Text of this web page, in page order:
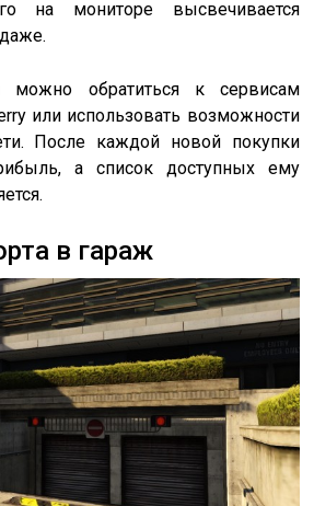
на мониторе высвечивается
обратиться к сервисам
или использовать возможности
После каждой новой покупки
а список доступных ему
в гараж